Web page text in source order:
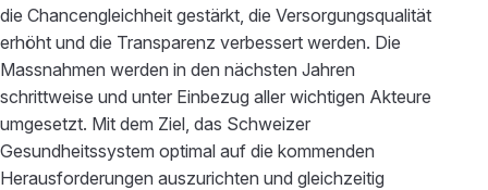
die Chancengleichheit gestärkt, die Versorgungsqualität
erhöht und die Transparenz verbessert werden. Die
Massnahmen werden in den nächsten Jahren
schrittweise und unter Einbezug aller wichtigen Akteure
umgesetzt. Mit dem Ziel, das Schweizer
Gesundheitssystem optimal auf die kommenden
Herausforderungen auszurichten und gleichzeitig